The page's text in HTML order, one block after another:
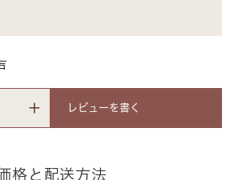
レビューを書く
格と配送方法